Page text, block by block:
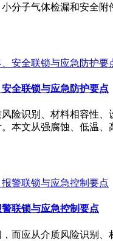
分子气体检漏和安全
全联锁与应急防护要点
险识别、材料相容性
本文从强腐蚀、低温
联锁与应急控制要点
而应从介质风险识别